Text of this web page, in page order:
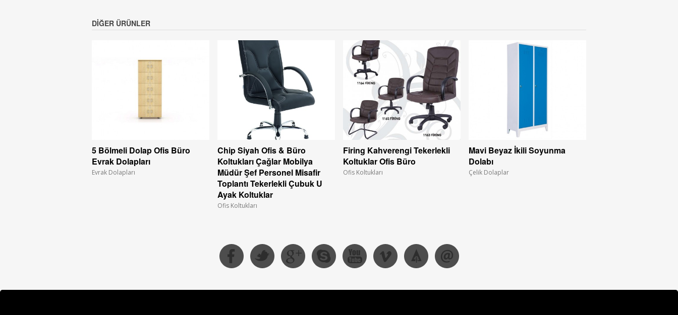
DIĞER ÜRÜNLER
5 Bölmeli Dolap Ofis Büro
Evrak Dolapları
Evrak Dolapları
Chip Siyah Ofis & Büro
Koltukları Çağlar Mobilya
Müdür Şef Personel Misafir
Toplantı Tekerlekli Çubuk U
Ayak Koltuklar
Ofis Koltukları
Firing Kahverengi Tekerlekli
Koltuklar Ofis Büro
Ofis Koltukları
Mavi Beyaz İkili Soyunma
Dolabı
Çelik Dolaplar